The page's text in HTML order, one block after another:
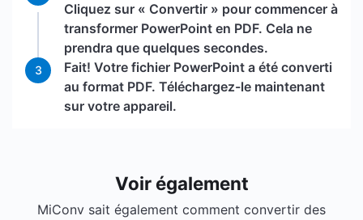
Cliquez sur « Convertir » pour commencer à
transformer PowerPoint en PDF. Cela ne
prendra que quelques secondes.
3
Fait! Votre fichier PowerPoint a été converti
au format PDF. Téléchargez-le maintenant
sur votre appareil.
Voir également
MiConv sait également comment convertir des